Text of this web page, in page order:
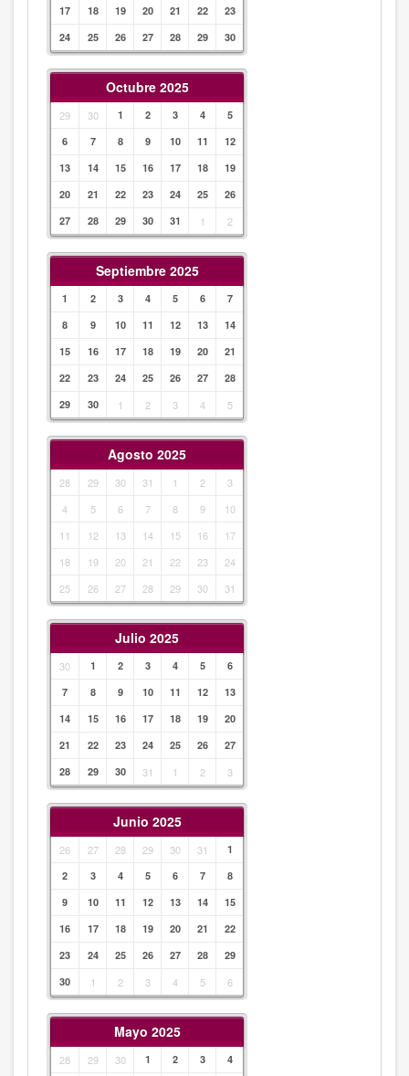
17
18 19 20 21 22
23
24
25 26 27 28 29 30
Octubre 2025
29 30 1 2 3 4
5
6
7 8 9 10 11
12
13
14 15 16 17 18
19
20
21 22 23 24 25
26
27
28 29 30 31 1 2
Septiembre 2025
1 2 3 4 5 6
7
8
9 10 11 12 13
14
15
16 17 18 19 20
21
22
23 24 25 26 27
28
29
30 1 2 3 4 5
Agosto 2025
28 29 30 31 1 2
3
4
5 6 7 8 9
10
11
12 13 14 15 16
17
18
19 20 21 22 23
24
25
26 27 28 29 30 31
Julio 2025
30 1 2 3 4 5
6
7
8 9 10 11 12
13
14
15 16 17 18 19
20
21
22 23 24 25 26
27
28
29 30 31 1 2 3
Junio 2025
26 27 28 29 30 31
1
2
3 4 5 6 7
8
9
10 11 12 13 14
15
16
17 18 19 20 21
22
23
24 25 26 27 28
29
30
1 2 3 4 5 6
Mayo 2025
28 29 30 1 2 3 4